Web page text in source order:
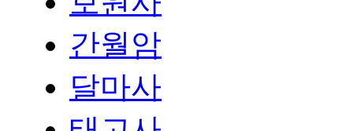
간월암
달마사